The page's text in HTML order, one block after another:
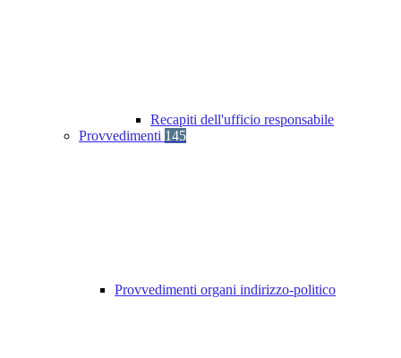
Recapiti dell'ufficio responsabile
Provvedimenti 145
Provvedimenti organi indirizzo-politico